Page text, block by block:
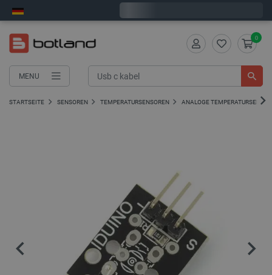
MENU
0
STARTSEITE SENSOREN TEMPERATURSENSOREN ANALOGE